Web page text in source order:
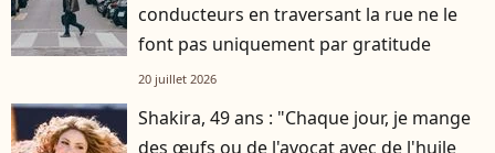
conducteurs en traversant la rue ne le
font pas uniquement par gratitude
20 juillet 2026
Shakira, 49 ans : "Chaque jour, je mange
des œufs ou de l'avocat avec de l'huile